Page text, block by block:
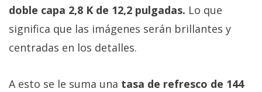
doble capa 2,8 K de 12,2 pulgadas. Lo que
significa que las imágenes serán brillantes y
centradas en los detalles.
A esto se le suma una tasa de refresco de 144